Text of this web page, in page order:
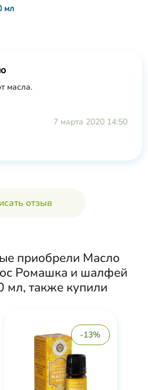
мл
масла.
7 марта 2020 14:50
отзыв
приобрели Масло
Ромашка и шалфей
мл, также купили
-13%